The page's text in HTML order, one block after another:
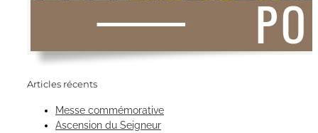
Articles récents
Messe commémorative
Ascension du Seigneur